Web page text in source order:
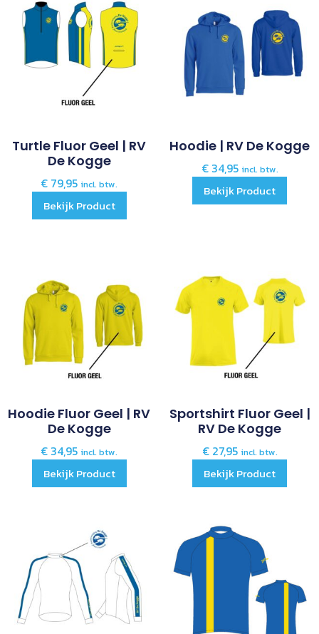
Turtle Fluor Geel | RV
De Kogge
€ 79,95 incl. btw.
Bekijk Product
Hoodie | RV De Kogge
€34,95 incl. btw.
Bekijk Product
Hoodie Fluor Geel | RV
De Kogge
€ 34,95 incl. btw.
Bekijk Product
Sportshirt Fluor Geel |
RV De Kogge
€27,95 incl. btw.
Bekijk Product